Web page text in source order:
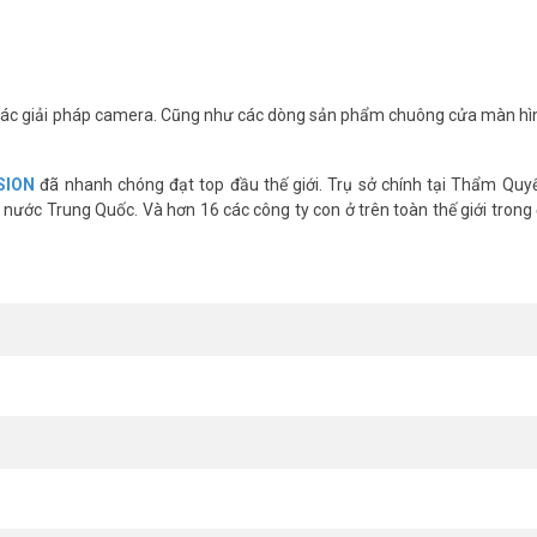
tốt nhất năm 2020
và một cho Blackbody (nếu có).
gần như chính xác. Mà không cần chạm hay lại gần người cần đo
Công Viên, Hải Quan, Nhà Hàng …. Đây là bước phát hiện & sàng
giải pháp camera. Cũng như các dòng sản phẩm chuông cửa màn
đã nhanh chóng đạt top đầu thế giới. Trụ sở chính tại Thẩm
Trung Quốc. Và hơn 16 các công ty con ở trên toàn thế giới trong